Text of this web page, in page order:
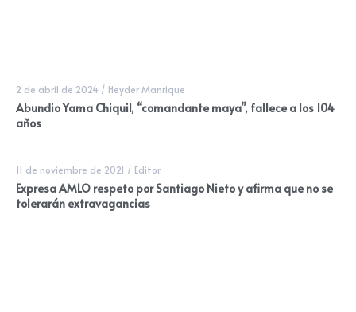
2 de abril de 2024 / Heyder Manrique
Abundio Yama Chiquil, “comandante maya”, fallece a los 104
años
11 de noviembre de 2021 / Editor
Expresa AMLO respeto por Santiago Nieto y afirma que no se
tolerarán extravagancias